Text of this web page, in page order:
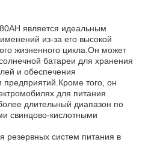
является идеальным
из-за его высокой
жизненного цикла.Он может
батареи для хранения
и обеспечения
предприятий.Кроме того, он
для питания
длительный диапазон по
свинцово-кислотными
резервных систем питания в